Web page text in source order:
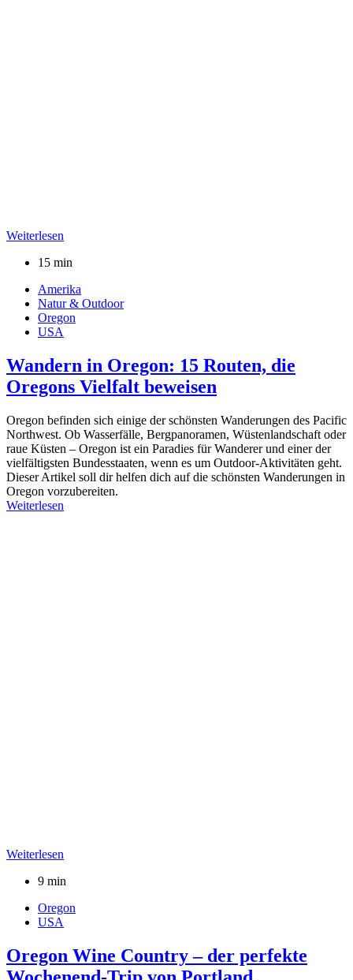
Weiterlesen
15 min
Amerika
Natur & Outdoor
Oregon
USA
Wandern in Oregon: 15 Routen, die
Oregons Vielfalt beweisen
Oregon befinden sich einige der schönsten Wanderungen des Pacific
Northwest. Ob Wasserfälle, Bergpanoramen, Wüstenlandschaft oder
raue Küsten – Oregon ist ein Paradies für Wanderer und einer der
vielfältigsten Bundesstaaten, wenn es um Outdoor-Aktivitäten geht.
Dieser Artikel soll dir helfen dich auf die schönsten Wanderungen in
Oregon vorzubereiten.
Weiterlesen
Weiterlesen
9 min
Oregon
USA
Oregon Wine Country – der perfekte